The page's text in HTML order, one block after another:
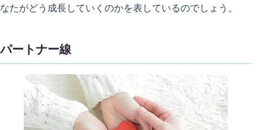
なたがどう成長していくのかを表しているのでしょう。
パートナー線